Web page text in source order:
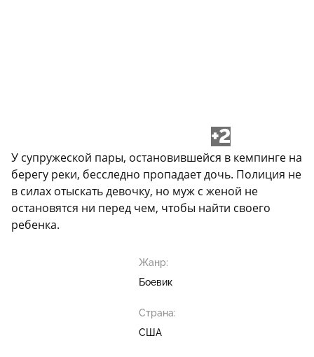
+2
У супружеской пары, остановившейся в кемпинге на
берегу реки, бесследно пропадает дочь. Полиция не
в силах отыскать девочку, но муж с женой не
остановятся ни перед чем, чтобы найти своего
ребенка.
Жанр:
Боевик
Страна:
США